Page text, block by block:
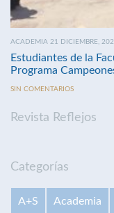
ACADEMIA 21 DICIEMBRE,
Estudiantes de la
Programa
SIN COMENTARIOS
Revista Reflejos
Categorías
A+S Academia